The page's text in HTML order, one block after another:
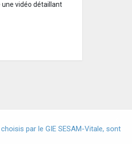
une vidéo détaillant
par le GIE SESAM-Vitale, sont